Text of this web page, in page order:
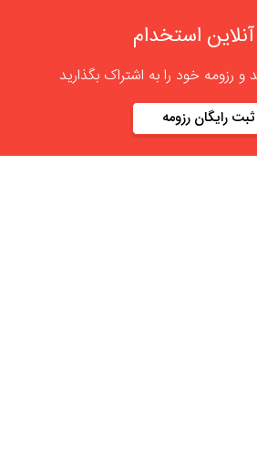
استخدام
رزومه خود را به اشتراک بگذارید
ثبت رایگان رزومه